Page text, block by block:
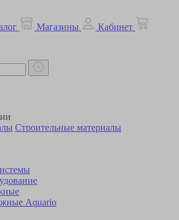
Магазины
Кабинет
Строительные материалы
Aquario